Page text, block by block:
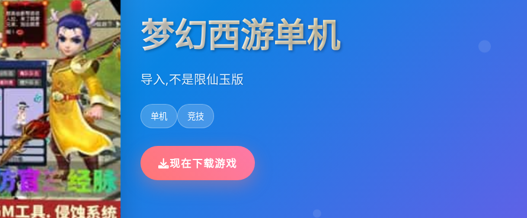
梦幻西游单机
导入,不是限仙玉版
单机 竞技
现在下载游戏